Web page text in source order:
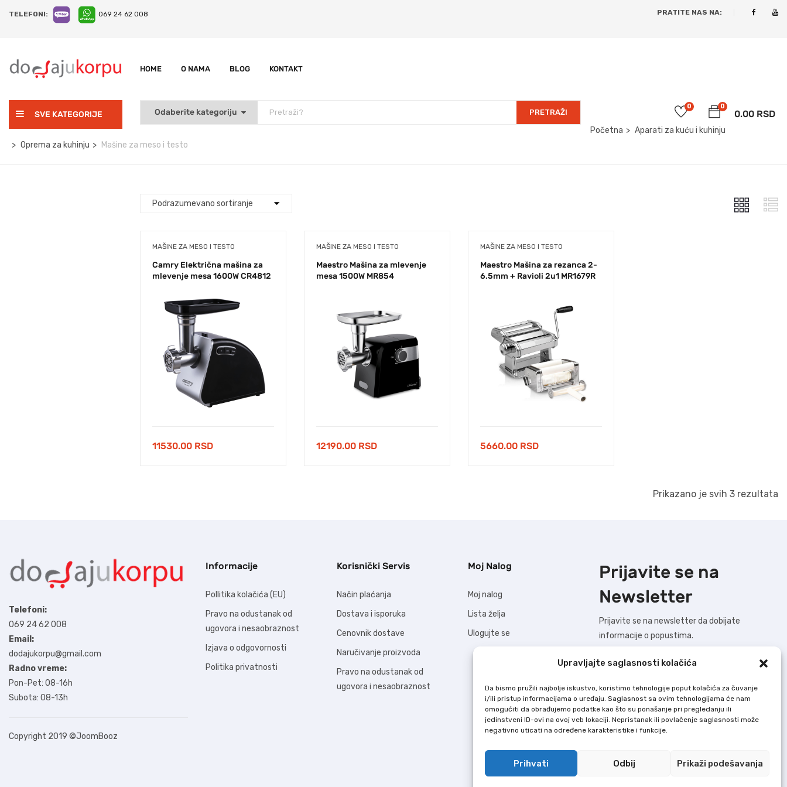
Upravljajte saglasnosti kolačića
Da bismo pružili najbolje iskustvo, koristimo tehnologije poput kolačića za čuvanje
i/ili pristup informacijama o uređaju. Saglasnost sa ovim tehnologijama će nam
omogućiti da obrađujemo podatke kao što su ponašanje pri pregledanju ili
jedinstveni ID-ovi na ovoj veb lokaciji. Nepristanak ili povlačenje saglasnosti može
negativno uticati na određene karakteristike i funkcije.
Prihvati Odbij Prikaži podešavanja
TELEFONI: 069 24 62 008 PRATITE NAS NA:
HOME O NAMA BLOG KONTAKT
SVE KATEGORIJE PRETRAŽI
0
0.00 RSD
0
Početna
Aparati za kuću i kuhinju
Oprema za kuhinju
Mašine za meso i testo
MAŠINE ZA MESO I TESTO
Camry Električna mašina za
mlevenje mesa 1600W CR4812
11530.00 RSD
MAŠINE ZA MESO I TESTO
Maestro Mašina za mlevenje
mesa 1500W MR854
12190.00 RSD
MAŠINE ZA MESO I TESTO
Maestro Mašina za rezanca 2-
6.5mm + Ravioli 2u1 MR1679R
5660.00 RSD
Prikazano je svih 3 rezultata
Telefoni:
069 24 62 008
Email:
dodajukorpu@gmail.com
Radno vreme:
Pon-Pet: 08-16h
Subota: 08-13h
Copyright 2019 ©JoomBooz
Informacije
Pollitika kolačića (EU)
Pravo na odustanak od
ugovora i nesaobraznost
Izjava o odgovornosti
Politika privatnosti
Korisnički Servis
Način plaćanja
Dostava i isporuka
Cenovnik dostave
Naručivanje proizvoda
Pravo na odustanak od
ugovora i nesaobraznost
Moj Nalog
Moj nalog
Lista želja
Ulogujte se
Prijavite se na
Newsletter
Prijavite se na newsletter da dobijate
informacije o popustima.
BUDIMO U KONTAKTU !
Dodaj U Korpu nastoji da bude što precizniji
tačne i bez grešaka.